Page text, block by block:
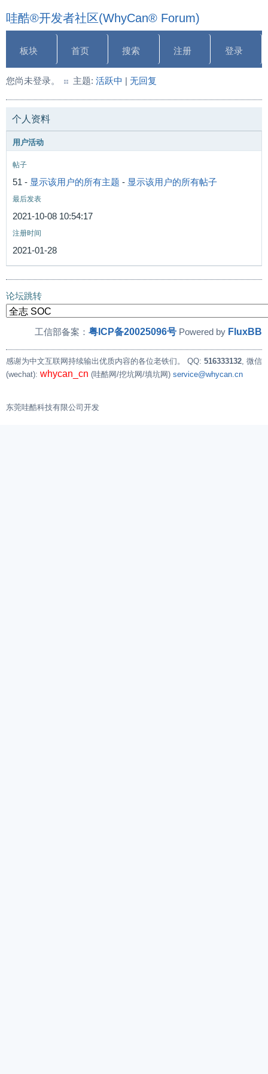
哇酷®开发者社区(WhyCan® Forum)
板块 首页 搜索 注册 登录
您尚未登录。 主题: 活跃中 | 无回复
个人资料
用户活动
帖子
51 - 显示该用户的所有主题 - 显示该用户的所有帖子
最后发表
2021-10-08 10:54:17
注册时间
2021-01-28
论坛跳转
工信部备案： 粤ICP备20025096号 Powered by FluxBB
感谢为中文互联网持续输出优质内容的各位老铁们。 QQ: 516333132, 微信
(wechat): whycan_cn (哇酷网/挖坑网/填坑网) service@whycan.cn
东莞哇酷科技有限公司开发